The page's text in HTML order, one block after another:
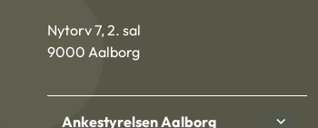
Nytorv 7, 2. sal
9000 Aalborg
Ankestyrelsen Aalborg